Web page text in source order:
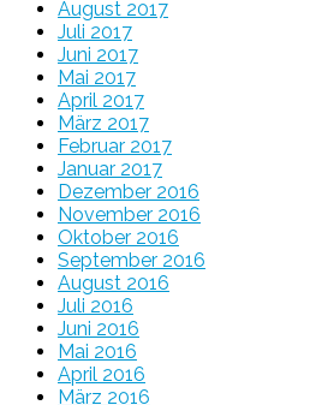
August 2017
Juli 2017
Juni 2017
Mai 2017
April 2017
März 2017
Februar 2017
Januar 2017
Dezember 2016
November 2016
Oktober 2016
September 2016
August 2016
Juli 2016
Juni 2016
Mai 2016
April 2016
März 2016